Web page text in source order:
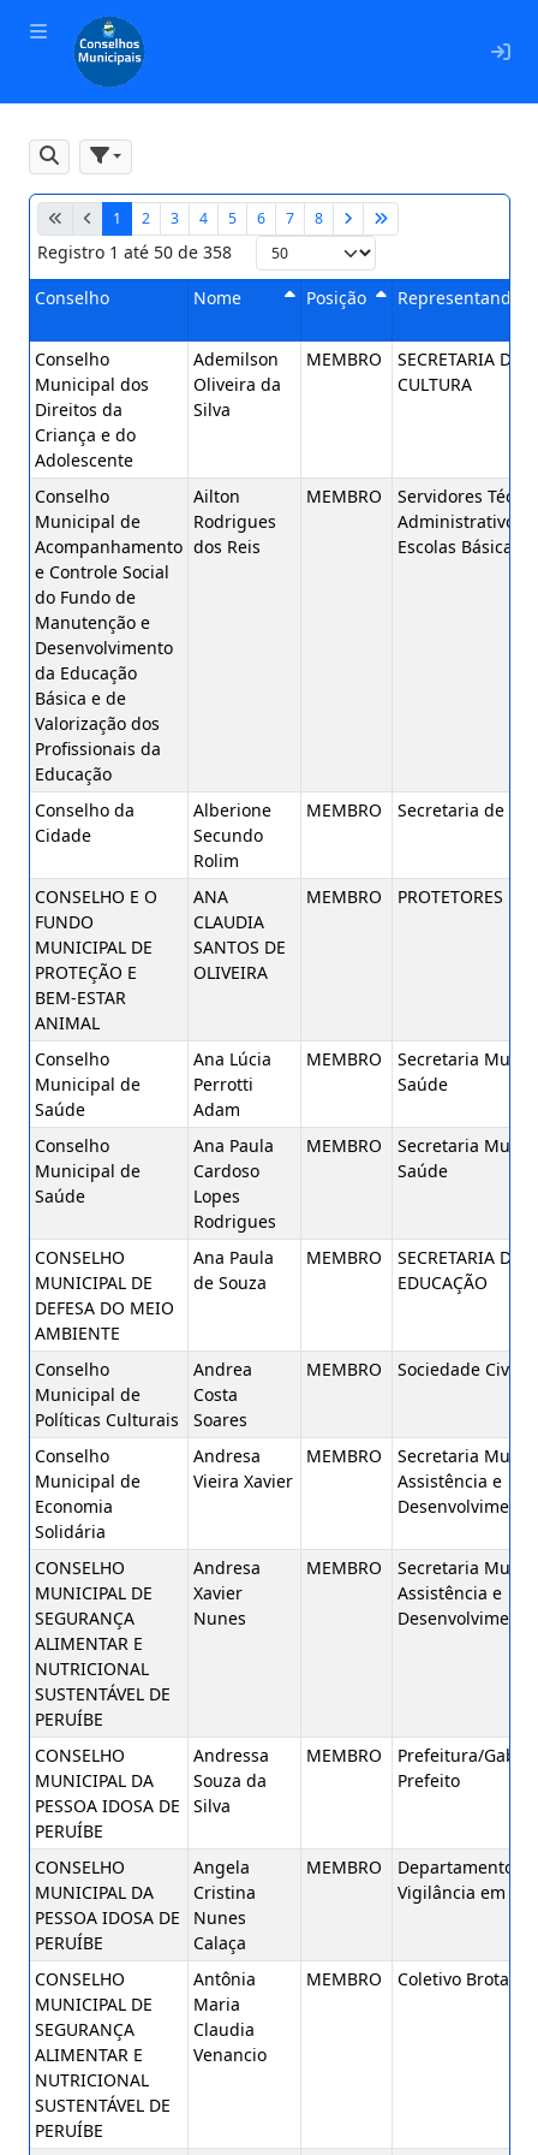
Pesquisar
Filtros
1 2 3 4 5 6 7 8
Registro 1 até 50 de 358
Conselho
Nome Crescente
Posição Crescente
Representando
Conselho
Municipal dos
Direitos da
Criança e do
Adolescente
Ademilson
Oliveira da
Silva
MEMBRO
SECRETARIA DE
CULTURA
Conselho
Municipal de
Acompanhamento
e Controle Social
do Fundo de
Manutenção e
Desenvolvimento
da Educação
Básica e de
Valorização dos
Profissionais da
Educação
Ailton
Rodrigues
dos Reis
MEMBRO
Servidores
Administrativos
Escolas Básicas
Conselho da
Cidade
Alberione
Secundo
Rolim
MEMBRO Secretaria de
CONSELHO E O
FUNDO
MUNICIPAL DE
PROTEÇÃO E
BEM-ESTAR
ANIMAL
ANA
CLAUDIA
SANTOS DE
OLIVEIRA
MEMBRO PROTETORES
Conselho
Municipal de
Saúde
Ana Lúcia
Perrotti
Adam
MEMBRO
Secretaria
Saúde
Conselho
Municipal de
Saúde
Ana Paula
Cardoso
Lopes
Rodrigues
MEMBRO
Secretaria
Saúde
CONSELHO
MUNICIPAL DE
DEFESA DO MEIO
AMBIENTE
Ana Paula
de Souza
MEMBRO
SECRETARIA DE
EDUCAÇÃO
Conselho
Municipal de
Políticas Culturais
Andrea
Costa
Soares
MEMBRO Sociedade Civil
Conselho
Municipal de
Economia
Solidária
Andresa
Vieira Xavier
MEMBRO
Secretaria
Assistência e
CONSELHO
MUNICIPAL DE
SEGURANÇA
ALIMENTAR E
NUTRICIONAL
SUSTENTÁVEL DE
PERUÍBE
Andresa
Xavier
Nunes
MEMBRO
Secretaria
Assistência e
CONSELHO
MUNICIPAL DA
PESSOA IDOSA DE
PERUÍBE
Andressa
Souza da
Silva
MEMBRO
Prefeitura/
Prefeito
CONSELHO
MUNICIPAL DA
PESSOA IDOSA DE
PERUÍBE
Angela
Cristina
Nunes
Calaça
MEMBRO
Departamento de
Vigilância em
CONSELHO
MUNICIPAL DE
SEGURANÇA
ALIMENTAR E
NUTRICIONAL
SUSTENTÁVEL DE
PERUÍBE
Antônia
Maria
Claudia
Venancio
MEMBRO Coletivo Brota